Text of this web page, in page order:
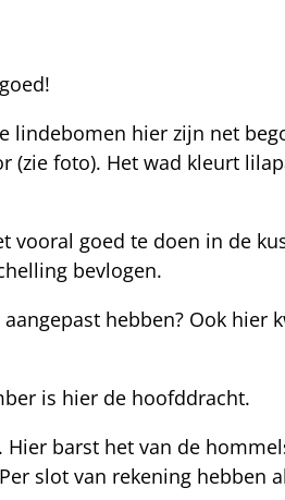
lindebomen hier zijn net
(zie foto). Het wad kleurt
vooral goed te doen in de
bevlogen.
hebben? Ook hier
is hier de hoofddracht.
barst het van de
slot van rekening hebben